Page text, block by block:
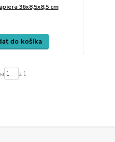
36x8,5x8,5 cm
do košíka
z 1